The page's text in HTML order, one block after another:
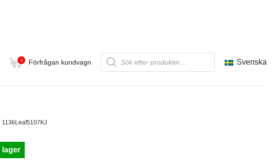
0 Förfrågan kundvagn
Produktsökning
Svenska
1136Leaf5107KJ
I lager